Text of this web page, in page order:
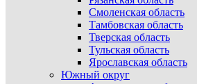
Смоленская область
Тамбовская область
Тверская область
Тульская область
Ярославская область
Южный округ